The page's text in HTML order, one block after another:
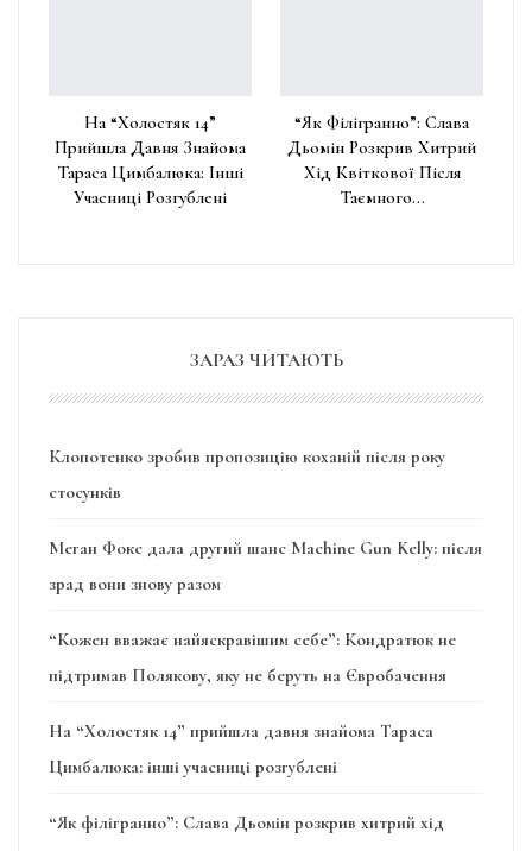
На “Холостяк 14”
Прийшла Давня Знайома
Тараса Цимбалюка: Інші
Учасниці Розгублені
“Як Філігранно”: Слава
Дьомін Розкрив Хитрий
Хід Квіткової Після
Таємного…
ЗАРАЗ ЧИТАЮТЬ
Клопотенко зробив пропозицію коханій після року
стосунків
Меган Фокс дала другий шанс Machine Gun Kelly: після
зрад вони знову разом
“Кожен вважає найяскравішим себе”: Кондратюк не
підтримав Полякову, яку не беруть на Євробачення
На “Холостяк 14” прийшла давня знайома Тараса
Цимбалюка: інші учасниці розгублені
“Як філігранно”: Слава Дьомін розкрив хитрий хід